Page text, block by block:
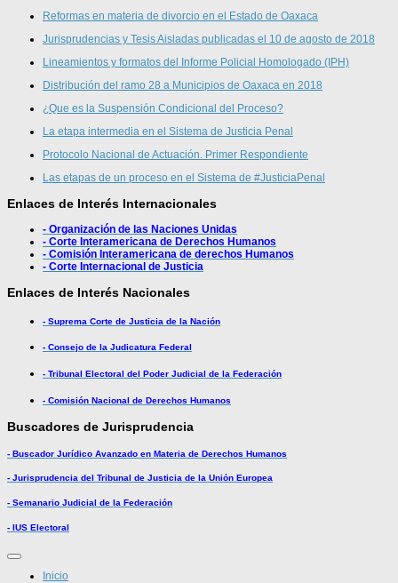
Reformas en materia de divorcio en el Estado de Oaxaca
Jurisprudencias y Tesis Aisladas publicadas el 10 de agosto de 2018
Lineamientos y formatos del Informe Policial Homologado (IPH)
Distribución del ramo 28 a Municipios de Oaxaca en 2018
¿Que es la Suspensión Condicional del Proceso?
La etapa intermedia en el Sistema de Justicia Penal
Protocolo Nacional de Actuación. Primer Respondiente
Las etapas de un proceso en el Sistema de #JusticiaPenal
Enlaces de Interés Internacionales
- Organización de las Naciones Unidas
- Corte Interamericana de Derechos Humanos
- Comisión Interamericana de derechos Humanos
- Corte Internacional de Justicia
Enlaces de Interés Nacionales
- Suprema Corte de Justicia de la Nación
- Consejo de la Judicatura Federal
- Tribunal Electoral del Poder Judicial de la Federación
- Comisión Nacional de Derechos Humanos
Buscadores de Jurisprudencia
- Buscador Jurídico Avanzado en Materia de Derechos Humanos
- Jurisprudencia del Tribunal de Justicia de la Unión Europea
- Semanario Judicial de la Federación
- IUS Electoral
Inicio